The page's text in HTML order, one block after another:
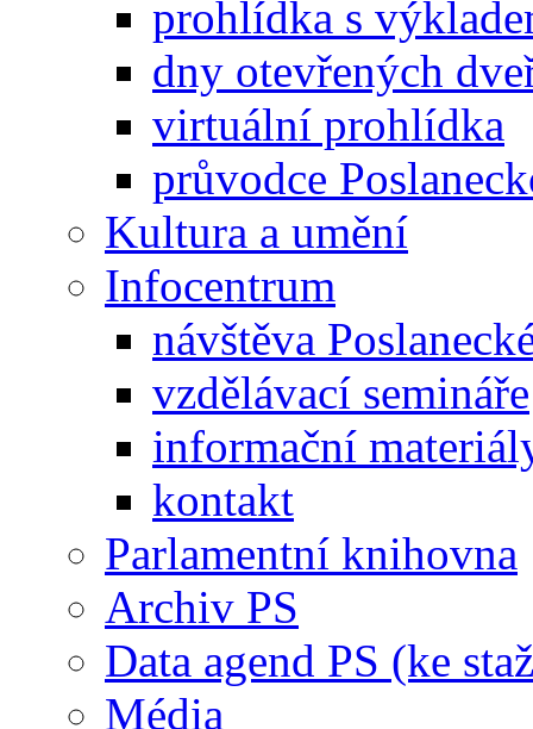
prohlídka s
dny otevřených
virtuální prohlídka
průvodce
Kultura a umění
Infocentrum
návštěva
vzdělávací semináře
informační
kontakt
Parlamentní knihovna
Archiv PS
Data agend PS (ke
Média